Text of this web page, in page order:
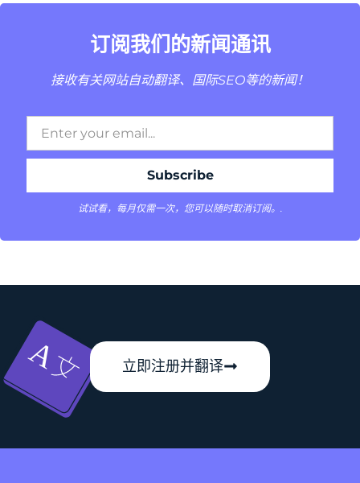
订阅我们的新闻通讯
接收有关网站自动翻译、国际SEO等的新闻！
试试看，每月仅需一次，您可以随时取消订阅。.
立即注册并翻译